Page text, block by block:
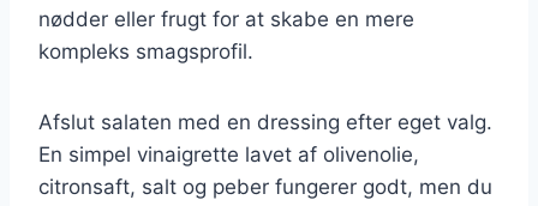
nødder eller frugt for at skabe en mere
kompleks smagsprofil.
Afslut salaten med en dressing efter eget valg.
En simpel vinaigrette lavet af olivenolie,
citronsaft, salt og peber fungerer godt, men du